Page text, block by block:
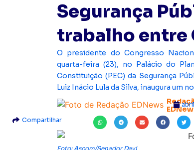
Segurança
trabalho entre
O presidente do Congresso
quarta-feira (23), no Palácio do
Constituição (PEC) da Segurança
Luiz Inácio Lula da Silva, inaugura um
Compartilhar
Foto: Ascom/Senador Davi